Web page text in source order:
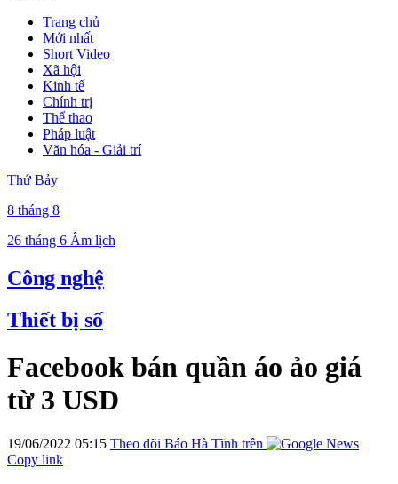
Trang chủ
Mới nhất
Short Video
Xã hội
Kinh tế
Chính trị
Thể thao
Pháp luật
Văn hóa - Giải trí
Thứ Bảy
8 tháng 8
26 tháng 6 Âm lịch
Công nghệ
Thiết bị số
Facebook bán quần áo ảo giá
từ 3 USD
19/06/2022 05:15 Theo dõi Báo Hà Tĩnh trên
Copy link